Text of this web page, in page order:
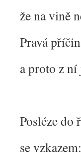
že na vině
Pravá
a proto z
Posléze do
se